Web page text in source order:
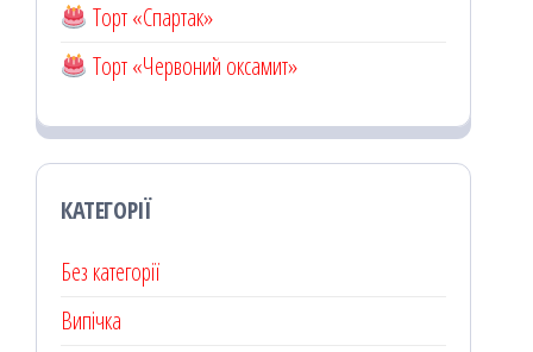
Торт «Спартак»
Торт «Червоний оксамит»
КАТЕГОРІЇ
Без категорії
Випічка